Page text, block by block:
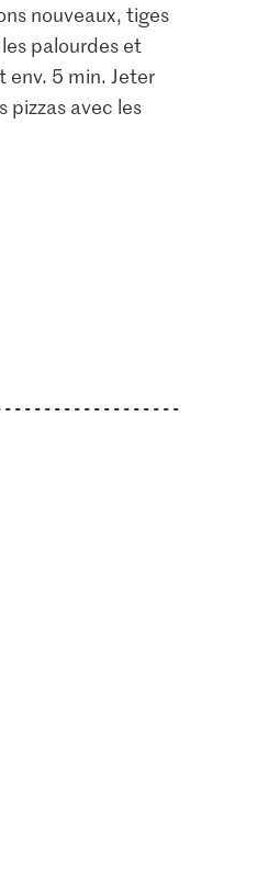
nouveaux, tiges
palourdes et
env. 5 min. Jeter
pizzas avec les